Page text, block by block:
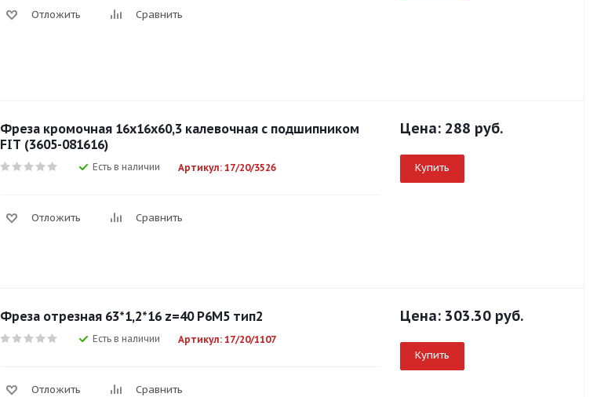
Отложить Сравнить
Фреза кромочная 16х16х60,3 калевочная с подшипником
FIT (3605-081616)
Есть в наличии Артикул: 17/20/3526
Отложить Сравнить
Цена: 288 руб.
Купить
Фреза отрезная 63*1,2*16 z=40 Р6М5 тип2
Есть в наличии Артикул: 17/20/1107
Отложить Сравнить
Цена: 303.30 руб.
Купить